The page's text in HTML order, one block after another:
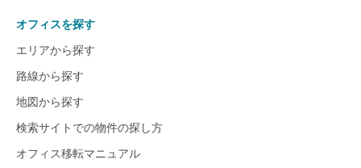
オフィスを探す
エリアから探す
路線から探す
地図から探す
検索サイトでの物件の探し方
オフィス移転マニュアル